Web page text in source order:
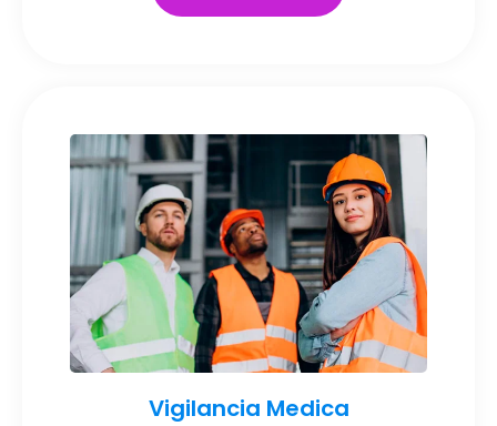
Vigilancia Medica